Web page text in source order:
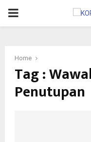
PRIMARY
Home
Tag :
Penutupan